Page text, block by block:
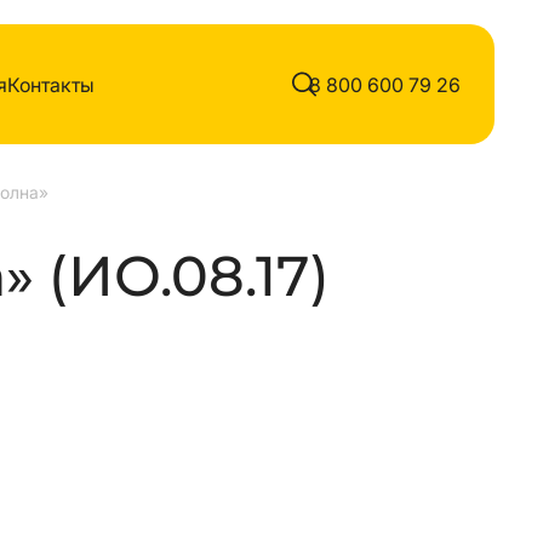
Контакты 8 800 600 79 26
(ИО.08.17)